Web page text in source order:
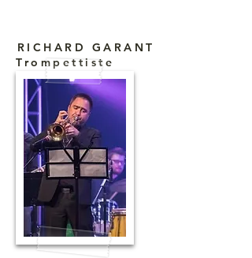
RICHARD GARANT
Trompettiste